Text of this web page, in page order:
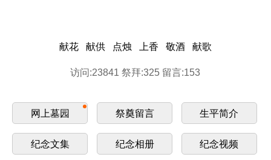
献花 献供 点烛 上香 敬酒 献歌
访问:23841 祭拜:325 留言:153
网上墓园 祭奠留言 生平简介
纪念文集 纪念相册 纪念视频